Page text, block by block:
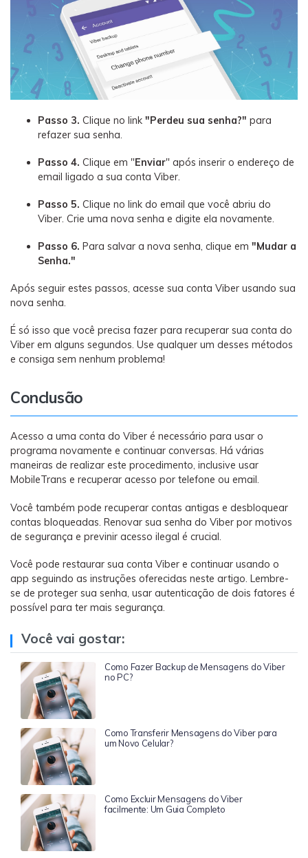
Passo 3. Clique no link "Perdeu sua senha?" para
refazer sua senha.
Passo 4. Clique em "Enviar" após inserir o endereço de
email ligado a sua conta Viber.
Passo 5. Clique no link do email que você abriu do
Viber. Crie uma nova senha e digite ela novamente.
Passo 6. Para salvar a nova senha, clique em "Mudar a
Senha."
Após seguir estes passos, acesse sua conta Viber usando sua
nova senha.
É só isso que você precisa fazer para recuperar sua conta do
Viber em alguns segundos. Use qualquer um desses métodos
e consiga sem nenhum problema!
Conclusão
Acesso a uma conta do Viber é necessário para usar o
programa novamente e continuar conversas. Há várias
maneiras de realizar este procedimento, inclusive usar
MobileTrans e recuperar acesso por telefone ou email.
Você também pode recuperar contas antigas e desbloquear
contas bloqueadas. Renovar sua senha do Viber por motivos
de segurança e previnir acesso ilegal é crucial.
Você pode restaurar sua conta Viber e continuar usando o
app seguindo as instruções oferecidas neste artigo. Lembre-
se de proteger sua senha, usar autenticação de dois fatores é
possível para ter mais segurança.
Você vai gostar:
Como Fazer Backup de Mensagens do Viber
no PC?
Como Transferir Mensagens do Viber para
um Novo Celular?
Como Excluir Mensagens do Viber
facilmente: Um Guia Completo